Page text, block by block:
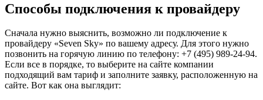
Способы подключения к провайдеру
Сначала нужно выяснить, возможно ли подключение к
провайдеру «Seven Sky» по вашему адресу. Для этого нужно
позвонить на горячую линию по телефону: +7 (495) 989-24-94.
Если все в порядке, то выберите на сайте компании
подходящий вам тариф и заполните заявку, расположенную на
сайте. Вот как она выглядит: